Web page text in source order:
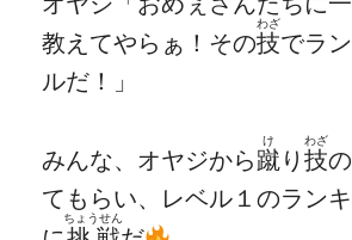
教えてやらぁ！その技
わざ
でラ
ルだ！」
みんな、オヤジから蹴
け
り 技
わざ
の
てもらい、レベル１のラン
ちょうせん